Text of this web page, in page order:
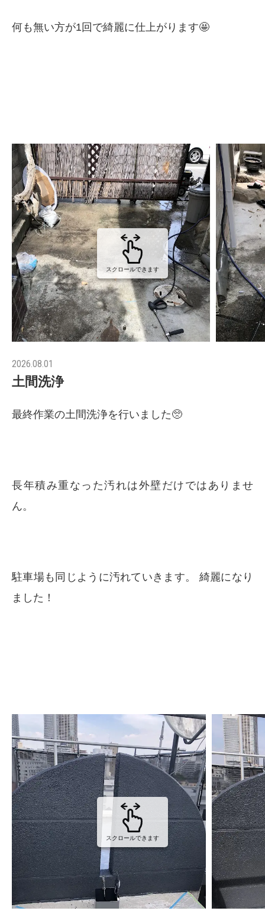
何も無い方が1回で綺麗に仕上がります🤩
スクロールできます
2026.08.01
土間洗浄
最終作業の土間洗浄を行いました🥺
長年積み重なった汚れは外壁だけではありませ
ん。
駐車場も同じように汚れていきます。 綺麗になり
ました！
スクロールできます